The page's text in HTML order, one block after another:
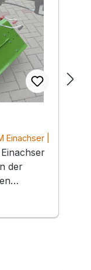
von 0 von 5
Einachser |
der
80cm
o o
BF-